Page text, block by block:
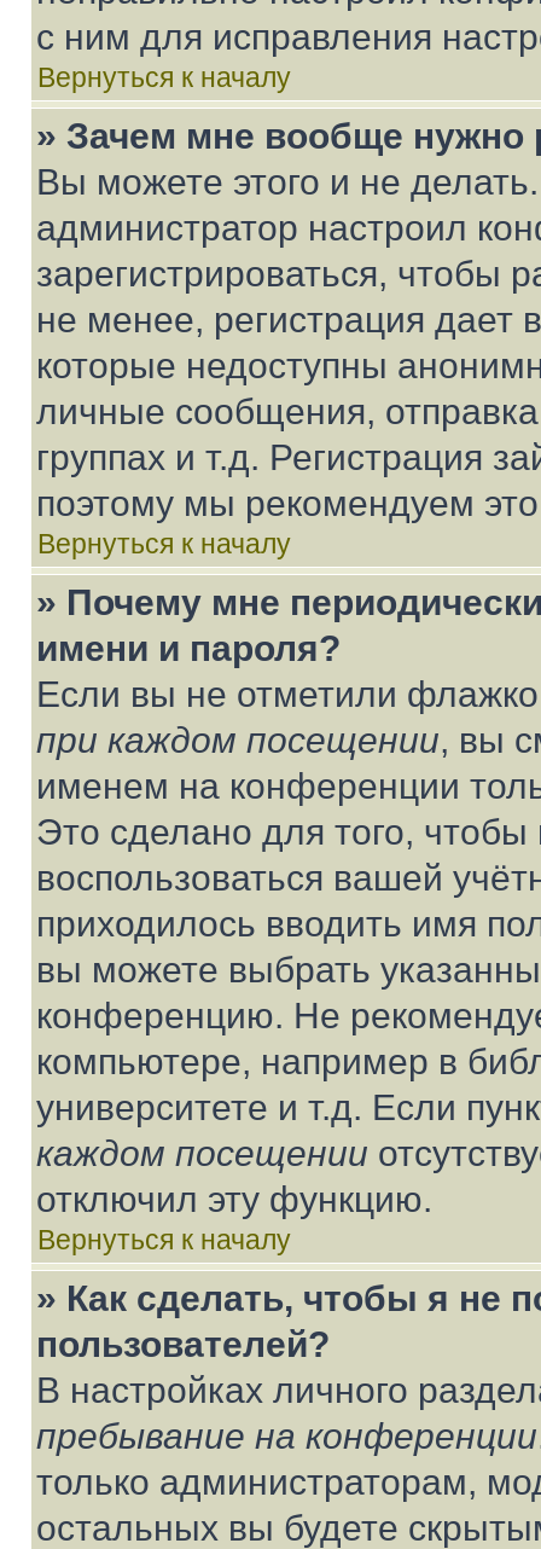
с ним для исправления
Вернуться к началу
» Зачем мне вообще нужно
Вы можете этого и не
администратор настроил
зарегистрироваться, чтобы
не менее, регистрация
которые недоступны
личные сообщения,
группах и т.д. Регистрация
поэтому мы рекомендуем
Вернуться к началу
» Почему мне
имени и пароля?
Если вы не отметили
при каждом посещении, вы
именем на конференции
Это сделано для того, чтобы
воспользоваться вашей
приходилось вводить имя
вы можете выбрать
конференцию. Не
компьютере, например в
университете и т.д. Если
каждом посещении
отключил эту функцию.
Вернуться к началу
» Как сделать, чтобы я не
пользователей?
В настройках личного
пребывание на конференции
только администраторам,
остальных вы будете